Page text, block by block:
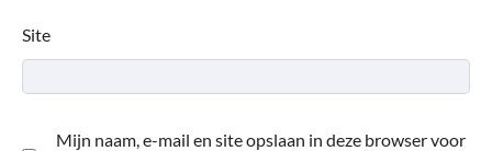
Site
Mijn naam, e-mail en site opslaan in deze browser voor